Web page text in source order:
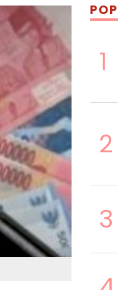
1
2
3